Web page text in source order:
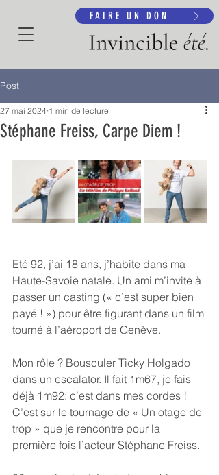
FAIRE UN DON
Post
Stéphane Freiss, Carpe Diem !
27 mai 2024 1 min de lecture
Eté 92, j’ai 18 ans, j’habite dans ma
Haute-Savoie natale. Un ami m’invite à
passer un casting (« c’est super bien
payé ! ») pour être figurant dans un film
tourné à l’aéroport de Genève.
Mon rôle ? Bousculer Ticky Holgado
dans un escalator. Il fait 1m67, je fais
déjà 1m92: c’est dans mes cordes !
C’est sur le tournage de « Un otage de
trop » que je rencontre pour la
première fois l’acteur Stéphane Freiss.